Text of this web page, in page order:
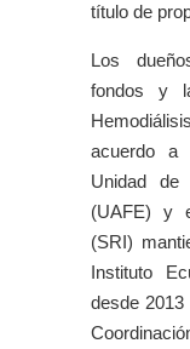
título de
Los
fondos y
acuerdo a
Unidad de
(UAFE) y
(SRI)
Instituto
desde 2013